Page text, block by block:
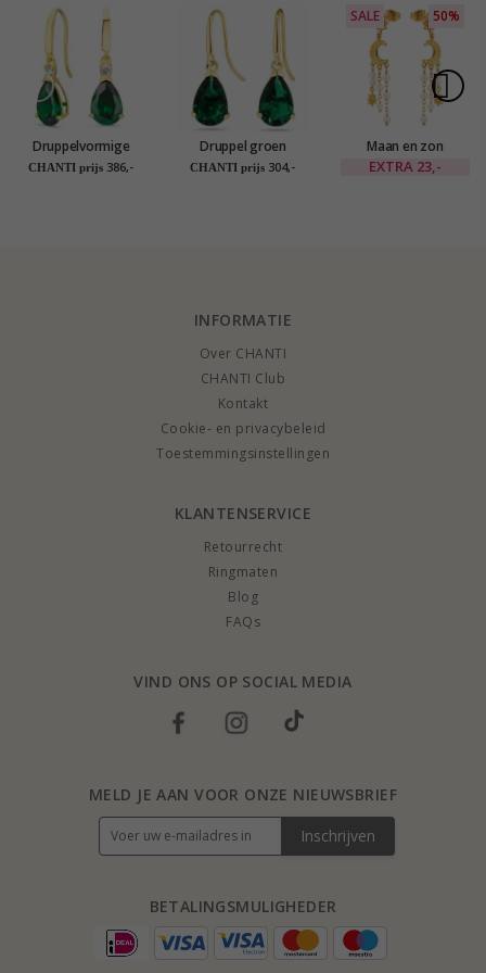
Druppelvormige
oorbellen in 14
CHANTI prijs 386,-
Druppel groen
gouden oorbellen in
CHANTI prijs 304,-
SALE 50%
Maan en zon
oorbellen in verguld
EXTRA 23,-
INFORMATIE
Over CHANTI
CHANTI Club
Kontakt
Cookie- en privacybeleid
Toestemmingsinstellingen
KLANTENSERVICE
Retourrecht
Ringmaten
Blog
FAQs
VIND ONS OP SOCIAL MEDIA
BETALINGSMULIGHEDER
MELD JE AAN VOOR ONZE NIEUWSBRIEF
Inschrijven